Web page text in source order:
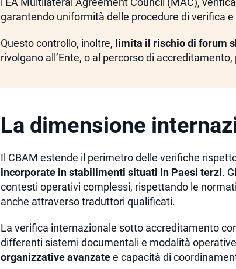
garantendo uniformità delle procedure di verifica e
Questo controllo, inoltre, limita il rischio di forum
rivolgano all’Ente, o al percorso di
La dimensione
Il CBAM estende il perimetro delle verifiche
incorporate in stabilimenti situati in Paesi terzi.
contesti operativi complessi, rispettando le
anche attraverso traduttori qualificati.
La verifica internazionale sotto accreditamento
differenti sistemi documentali e modalità
organizzative avanzatee capacità di